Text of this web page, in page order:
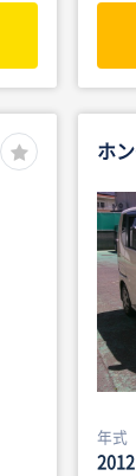
ホ
年式